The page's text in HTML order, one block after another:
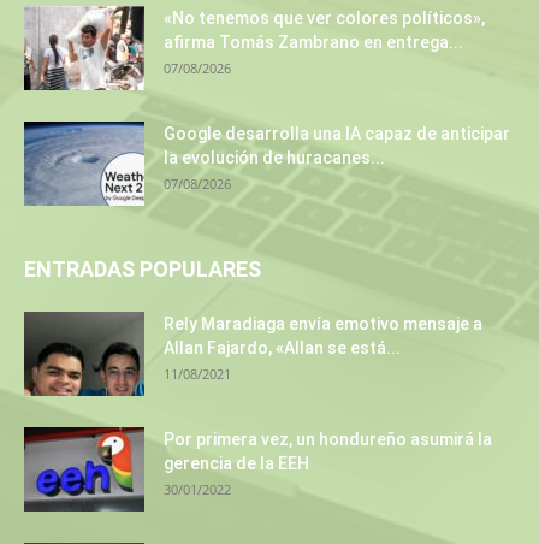
«No tenemos que ver colores políticos»,
afirma Tomás Zambrano en entrega...
07/08/2026
Google desarrolla una IA capaz de anticipar
la evolución de huracanes...
07/08/2026
ENTRADAS POPULARES
Rely Maradiaga envía emotivo mensaje a
Allan Fajardo, «Allan se está...
11/08/2021
Por primera vez, un hondureño asumirá la
gerencia de la EEH
30/01/2022